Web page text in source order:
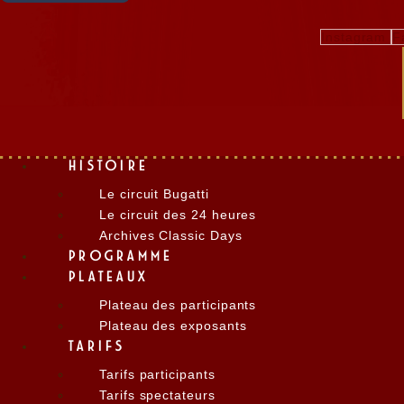
HISTOIRE
Le circuit Bugatti
Le circuit des 24 heures
Archives Classic Days
PROGRAMME
PLATEAUX
Plateau des participants
Plateau des exposants
TARIFS
Tarifs participants
Tarifs spectateurs